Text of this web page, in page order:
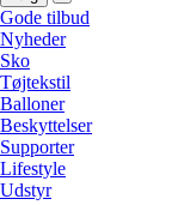
Gode tilbud
Nyheder
Sko
Tøjtekstil
Balloner
Beskyttelser
Supporter
Lifestyle
Udstyr